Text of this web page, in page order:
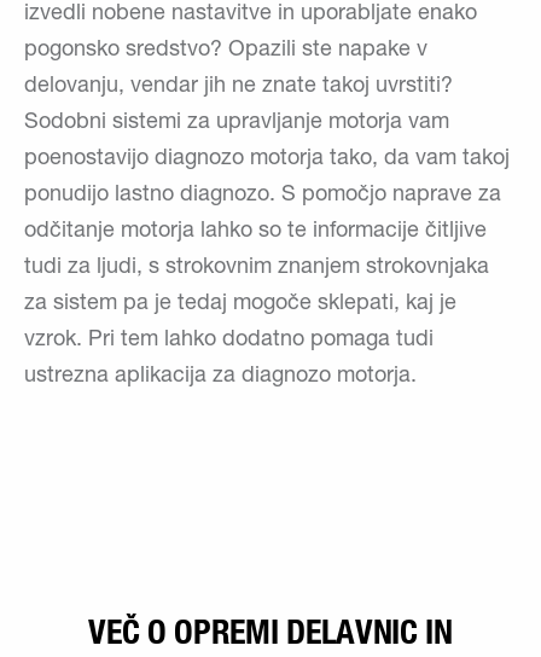
izvedli nobene nastavitve in uporabljate enako
pogonsko sredstvo? Opazili ste napake v
delovanju, vendar jih ne znate takoj uvrstiti?
Sodobni sistemi za upravljanje motorja vam
poenostavijo diagnozo motorja tako, da vam takoj
ponudijo lastno diagnozo. S pomočjo naprave za
odčitanje motorja lahko so te informacije čitljive
tudi za ljudi, s strokovnim znanjem strokovnjaka
za sistem pa je tedaj mogoče sklepati, kaj je
vzrok. Pri tem lahko dodatno pomaga tudi
ustrezna aplikacija za diagnozo motorja.
VEČ O OPREMI DELAVNIC IN